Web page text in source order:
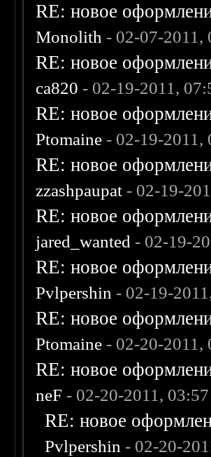
RE: новое
Monolith - 02-07-2011,
RE: новое
ca820 - 02-19-2011,
RE: новое
Ptomaine - 02-19-2011,
RE: новое
zzashpaupat - 02-19-
RE: новое
jared_wanted - 02-19-
RE: новое
Pvlpershin - 02-19-
RE: новое
Ptomaine - 02-20-2011,
RE: новое
neF - 02-20-2011,
RE: новое
Pvlpershin - 02-20-